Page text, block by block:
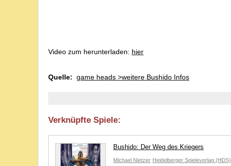
Video zum herunterladen: hier
Quelle: game heads >weitere Bushido Infos
Verknüpfte Spiele:
Bushido: Der Weg des Kriegers
Michael Nietzer Heidelberger Spieleverlag (HDS)